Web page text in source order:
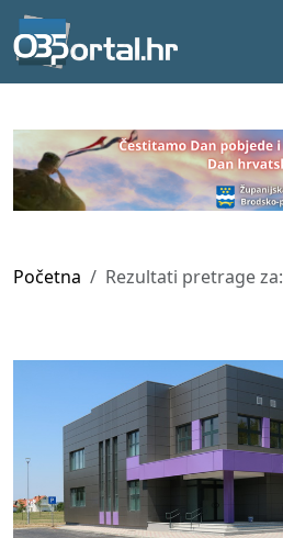
Početna Rezultati pretrage za: